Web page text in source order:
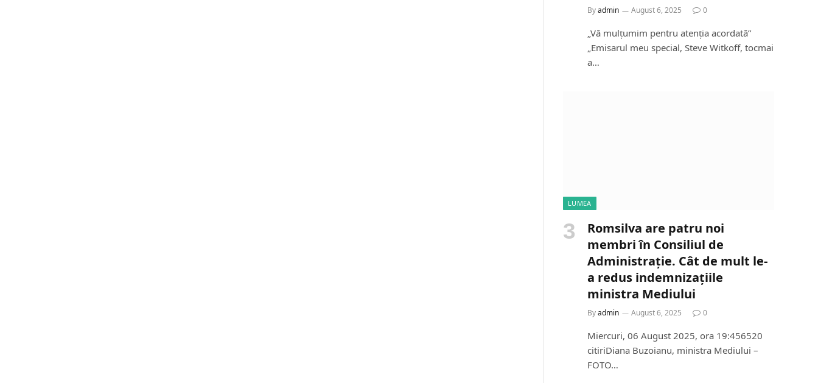
Byadmin August 6, 2025 0
„Vă mulțumim pentru atenția acordată”
„Emisarul meu special, Steve Witkoff, tocmai
a…
LUMEA
Romsilva are patru noi
membri în Consiliul de
Administrație. Cât de mult le-
a redus indemnizațiile
ministra Mediului
Byadmin August 6, 2025 0
Miercuri, 06 August 2025, ora 19:456520
citiriDiana Buzoianu, ministra Mediului –
FOTO…